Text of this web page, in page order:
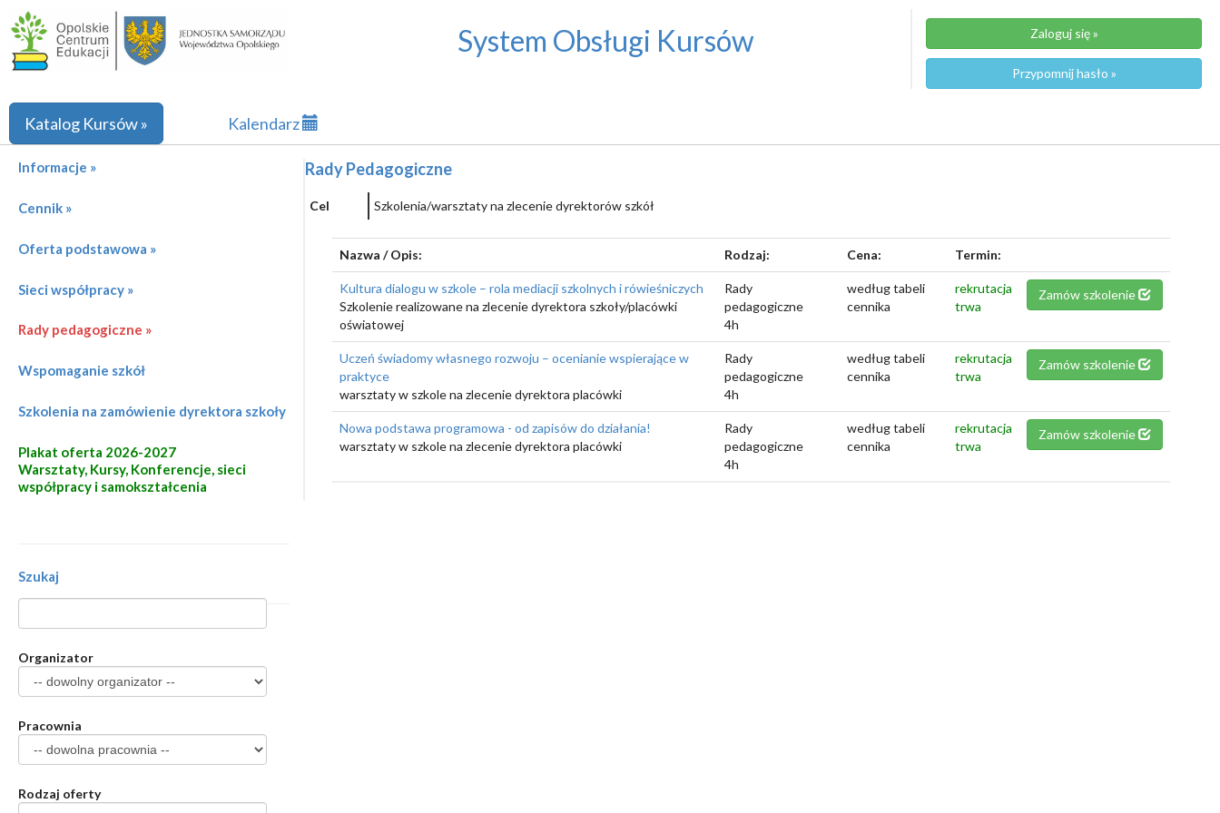
System Obsługi Kursów Zaloguj się »
Przypomnij hasło »
Katalog Kursów » Kalendarz
Informacje »
Cennik »
Oferta podstawowa »
Sieci współpracy »
Rady pedagogiczne »
Wspomaganie szkół
Szkolenia na zamówienie dyrektora szkoły
Plakat oferta 2026-2027
Warsztaty, Kursy, Konferencje, sieci
współpracy i samokształcenia
Szukaj
Organizator
Pracownia
Rodzaj oferty
Rady Pedagogiczne
Cel Szkolenia/warsztaty na zlecenie dyrektorów szkół
Nazwa / Opis: Rodzaj: Cena: Termin:
Kultura dialogu w szkole – rola mediacji szkolnych i rówieśniczych
Szkolenie realizowane na zlecenie dyrektora szkoły/placówki
oświatowej
Rady
pedagogiczne
4h
według tabeli
cennika
rekrutacja
trwa
Zamów szkolenie
Uczeń świadomy własnego rozwoju – ocenianie wspierające w
praktyce
warsztaty w szkole na zlecenie dyrektora placówki
Rady
pedagogiczne
4h
według tabeli
cennika
rekrutacja
trwa
Zamów szkolenie
Nowa podstawa programowa - od zapisów do działania!
warsztaty w szkole na zlecenie dyrektora placówki
Rady
pedagogiczne
4h
według tabeli
cennika
rekrutacja
trwa
Zamów szkolenie